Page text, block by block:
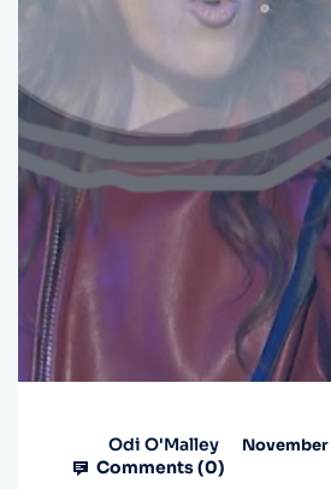
Odi O'Malley November
Comments (0)